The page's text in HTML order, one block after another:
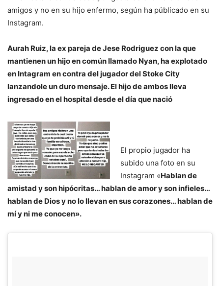
amigos y no en su hijo enfermo, según ha públicado en su
Instagram.
Aurah Ruiz, la ex pareja de Jese Rodriguez con la que
mantienen un hijo en común llamado Nyan, ha explotado
en Intagram en contra del jugador del Stoke City
lanzandole un duro mensaje. El hijo de ambos lleva
ingresado en el hospital desde el día que nació
El propio jugador ha
subido una foto en su
Instagram «Hablan de
amistad y son hipócritas… hablan de amor y son infieles…
hablan de Dios y no lo llevan en sus corazones… hablan de
mí y ni me conocen».